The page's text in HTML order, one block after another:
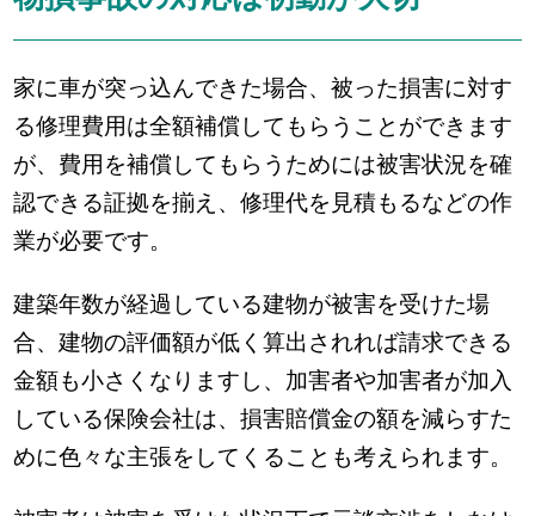
家に車が突っ込んできた場合、被った損害に対す
る修理費用は全額補償してもらうことができます
が、費用を補償してもらうためには被害状況を確
認できる証拠を揃え、修理代を見積もるなどの作
業が必要です。
建築年数が経過している建物が被害を受けた場
合、建物の評価額が低く算出されれば請求できる
金額も小さくなりますし、加害者や加害者が加入
している保険会社は、損害賠償金の額を減らすた
めに色々な主張をしてくることも考えられます。